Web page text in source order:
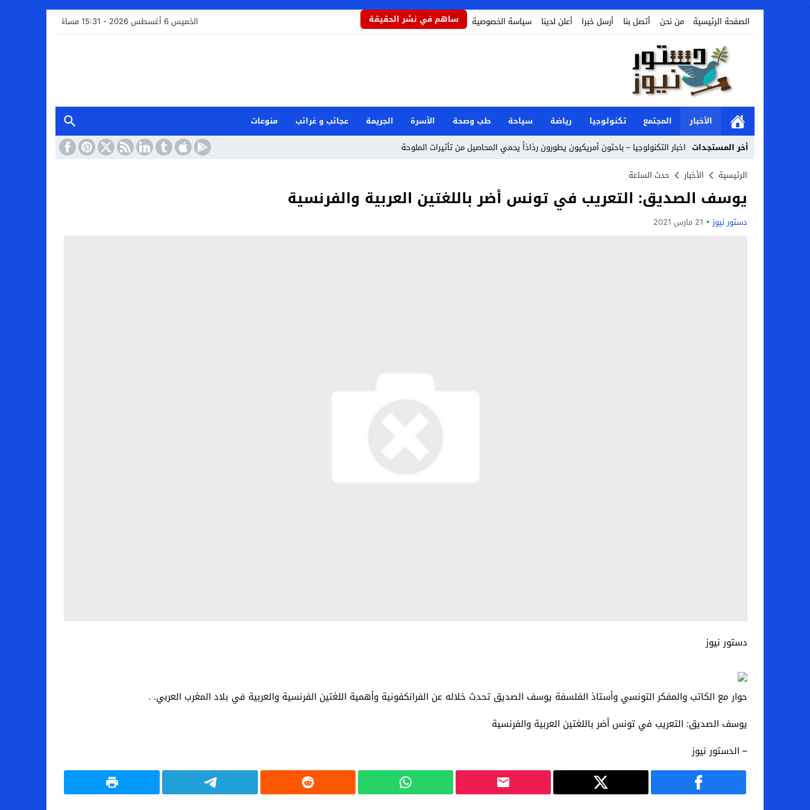
.
الصفحة الرئيسية
من نحن أتصل بنا أرسل خبرا أعلن لدينا سياسة الخصوصية ساهم في نشر الحقيقة الخميس 6 أغسطس 2026 - 15:31 مساءً
الأخبار المجتمع تكنولوجيا رياضة سياحة طب وصحة الأسرة الجريمة عجائب و غرائب
منوعات
أخر المستجدات اخبار التكنولوجيا – باحثون أمريكيون يطورون رذاذاً يحمي المحاصيل من تأثيرات الملوحة
Stop
Previous
Next
الرئيسية الأخبار حدث الساعة
يوسف الصديق: التعريب في تونس أضر باللغتين العربية والفرنسية
دستور نيوز 21 مارس 2021
دستور نيوز
حوار مع الكاتب والمفكر التونسي وأستاذ الفلسفة يوسف الصديق تحدث خلاله عن الفرانكفونية وأهمية اللغتين الفرنسية والعربية في بلاد المغرب العربي. .
يوسف الصديق: التعريب في تونس أضر باللغتين العربية والفرنسية
– الدستور نيوز